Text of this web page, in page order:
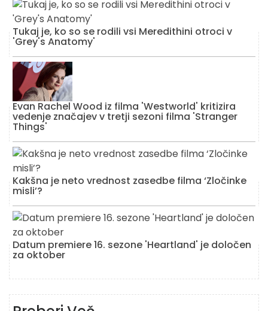
Tukaj je, ko so se rodili vsi Meredithini otroci v
'Grey's Anatomy'
Evan Rachel Wood iz filma 'Westworld' kritizira
vedenje značajev v tretji sezoni filma 'Stranger
Things'
Kakšna je neto vrednost zasedbe filma ‘Zločinke
misli’?
Datum premiere 16. sezone 'Heartland' je določen
za oktober